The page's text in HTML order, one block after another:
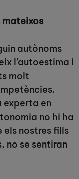
mateixos
autònoms
l’autoestima i
molt
experta en
no hi ha
els nostres fills
no se sentiran